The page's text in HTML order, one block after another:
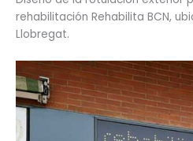
rehabilitación Rehabilita BCN,
Llobregat.